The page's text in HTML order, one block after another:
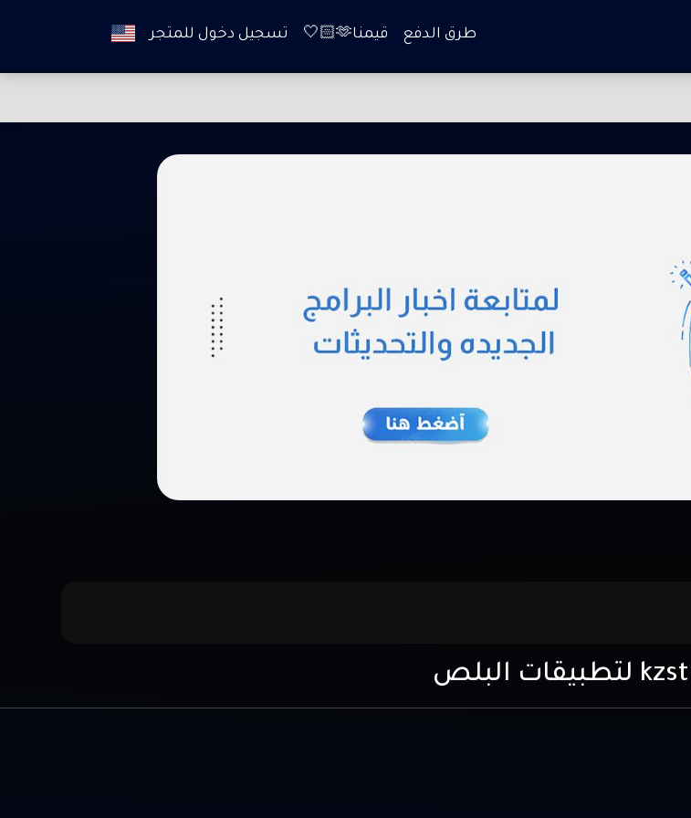
طرق الدفع قيمنا🫶🏻🤍 تسجيل دخول للمتجر